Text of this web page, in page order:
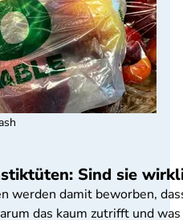
Sind sie
werden damit beworben,
das kaum zutrifft und